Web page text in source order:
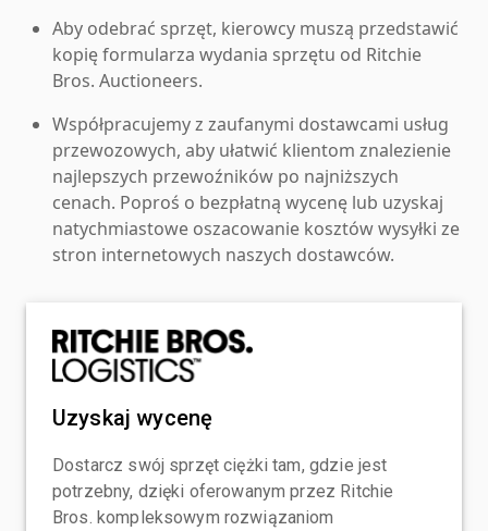
Aby odebrać sprzęt, kierowcy muszą przedstawić
kopię formularza wydania sprzętu od Ritchie
Bros. Auctioneers.
Współpracujemy z zaufanymi dostawcami usług
przewozowych, aby ułatwić klientom znalezienie
najlepszych przewoźników po najniższych
cenach. Poproś o bezpłatną wycenę lub uzyskaj
natychmiastowe oszacowanie kosztów wysyłki ze
stron internetowych naszych dostawców.
Uzyskaj wycenę
Dostarcz swój sprzęt ciężki tam, gdzie jest
potrzebny, dzięki oferowanym przez Ritchie
Bros. kompleksowym rozwiązaniom